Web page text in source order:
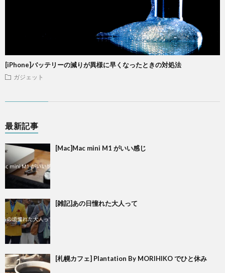
[iPhone]バッテリーの減りが異様に早くなったときの対処法
ガジェット
最新記事
[Mac]Mac mini M1 がいい感じ
[雑記]あの日憧れた大人って
[札幌カフェ] Plantation By MORIHIKO でひと休み